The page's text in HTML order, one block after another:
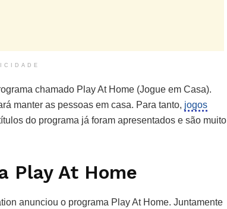
chamado Play At Home (Jogue em Casa).
manter as pessoas em casa. Para tanto, jogos
do programa já foram apresentados e são muito
Play At Home
anunciou o programa Play At Home. Juntamente